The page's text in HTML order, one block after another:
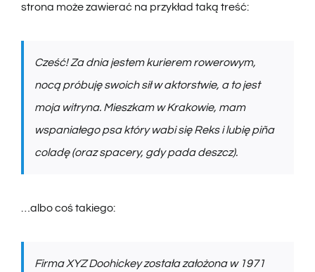
strona może zawierać na przykład taką treść:
Cześć! Za dnia jestem kurierem rowerowym,
nocą próbuję swoich sił w aktorstwie, a to jest
moja witryna. Mieszkam w Krakowie, mam
wspaniałego psa który wabi się Reks i lubię piña
coladę (oraz spacery, gdy pada deszcz).
…albo coś takiego:
Firma XYZ Doohickey została założona w 1971